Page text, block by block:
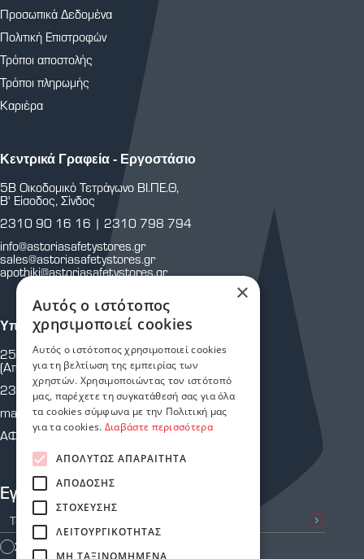
Εγγραφείτε στο Newsletter μας
Συμφωνώ με τους
Προσωπικά Δεδομένα
Πολιτική Επιστροφών
Τρόποι αποστολής
Τρόποι πληρωμής
Καριέρα
Κεντρικά Γραφεία - Εργοστάσιο
5Β Οικοδομικό Τετράγωνο ΒΙ.ΠΕ.Θ,
Β' Είσοδος, Σίνδος
2310 90 16 16 | 2310 798 794
info@astoriasafetystores.gr
sales@astoriasafetystores.gr
apothiki@astoriasafetystores.gr
Υποκατάστημα Μαρτίου
25ης Μαρτίου 43 & Κρήτης
(Απέναντι από Πυροσβεστική Υπηρεσία.)
2310 810 805
martiou@astoriasafetystores.gr
ΑΦΜ: 800574464
×
Αυτός ο ιστότοπος
χρησιμοποιεί cookies
Αυτός ο ιστότοπος χρησιμοποιεί cookies
για τη βελτίωση της εμπειρίας των
χρηστών. Χρησιμοποιώντας τον ιστότοπό
μας, παρέχετε τη συγκατάθεσή σας για όλα
τα cookies σύμφωνα με την Πολιτική μας
για τα cookies. Διαβάστε περισσότερα
ΑΠΟΛΎΤΩΣ ΑΠΑΡΑΊΤΗΤΑ
ΑΠΌΔΟΣΗΣ
ΣΤΌΧΕΥΣΗΣ
ΛΕΙΤΟΥΡΓΙΚΌΤΗΤΑΣ
ΜΗ ΤΑΞΙΝΟΜΗΜΈΝΑ